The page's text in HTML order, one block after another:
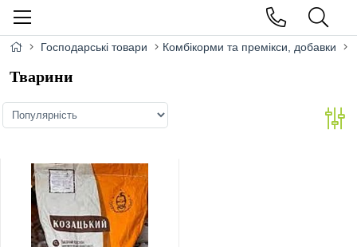
Господарські товари Комбікорми та премікси, добавки
Тварини